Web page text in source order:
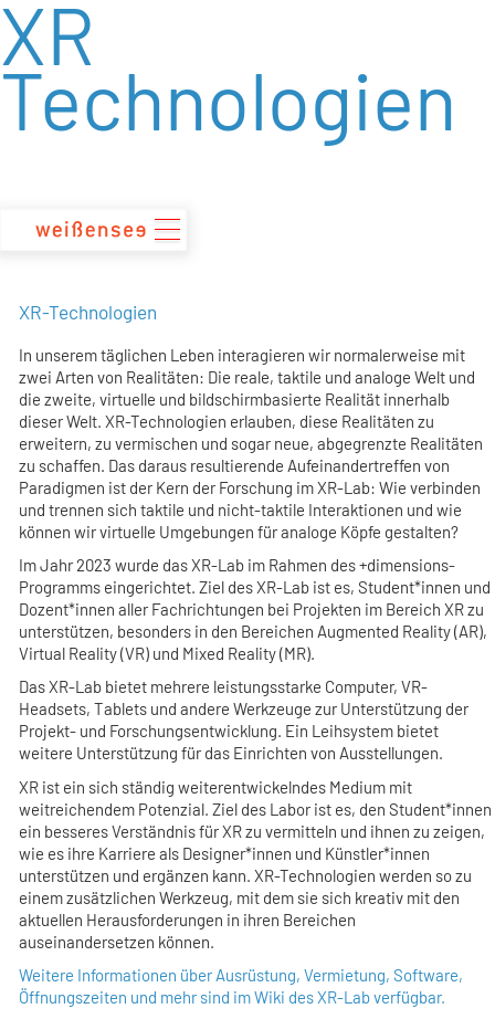
zum
Inhalt
XR
Technologien
XR-Technologien
In unserem täglichen Leben interagieren wir normalerweise mit
zwei Arten von Realitäten: Die reale, taktile und analoge Welt und
die zweite, virtuelle und bildschirmbasierte Realität innerhalb
dieser Welt. XR-Technologien erlauben, diese Realitäten zu
erweitern, zu vermischen und sogar neue, abgegrenzte Realitäten
zu schaffen. Das daraus resultierende Aufeinandertreffen von
Paradigmen ist der Kern der Forschung im XR-Lab: Wie verbinden
und trennen sich taktile und nicht-taktile Interaktionen und wie
können wir virtuelle Umgebungen für analoge Köpfe gestalten?
Im Jahr 2023 wurde das XR-Lab im Rahmen des +dimensions-
Programms eingerichtet. Ziel des XR-Lab ist es, Student*innen und
Dozent*innen aller Fachrichtungen bei Projekten im Bereich XR zu
unterstützen, besonders in den Bereichen Augmented Reality (AR),
Virtual Reality (VR) und Mixed Reality (MR).
Das XR-Lab bietet mehrere leistungsstarke Computer, VR-
Headsets, Tablets und andere Werkzeuge zur Unterstützung der
Projekt- und Forschungsentwicklung. Ein Leihsystem bietet
weitere Unterstützung für das Einrichten von Ausstellungen.
XR ist ein sich ständig weiterentwickelndes Medium mit
weitreichendem Potenzial. Ziel des Labor ist es, den Student*innen
ein besseres Verständnis für XR zu vermitteln und ihnen zu zeigen,
wie es ihre Karriere als Designer*innen und Künstler*innen
unterstützen und ergänzen kann. XR-Technologien werden so zu
einem zusätzlichen Werkzeug, mit dem sie sich kreativ mit den
aktuellen Herausforderungen in ihren Bereichen
auseinandersetzen können.
Weitere Informationen über Ausrüstung, Vermietung, Software,
Öffnungszeiten und mehr sind im Wiki des XR-Lab verfügbar.